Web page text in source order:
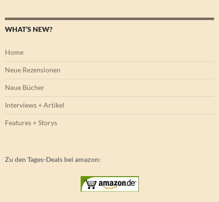
WHAT’S NEW?
Home
Neue Rezensionen
Neue Bücher
Interviews + Artikel
Features + Storys
Zu den Tages-Deals bei amazon: